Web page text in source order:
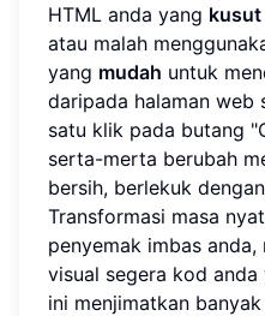
HTML anda yang kusut
atau malah
yang mudah untuk
daripada halaman web
satu klik pada butang
serta-merta berubah
bersih, berlekuk
Transformasi masa
penyemak imbas
visual segera kod
ini menjimatkan